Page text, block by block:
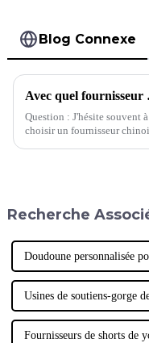
Blog Connexe
Avec
Question : J'hésite souvent à
choisir un fournisseur
Recherche
Doudoune personnalisée
Usines de soutiens-gorge
Fournisseurs de shorts de